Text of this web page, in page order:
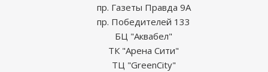
пр. Газеты Правда 9А
пр. Победителей 133
БЦ "Аквабел"
ТК "Арена Сити"
ТЦ "GreenCity"